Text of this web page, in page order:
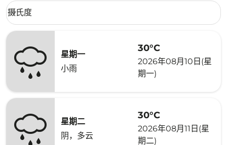
Weather unit option 摄氏度 Selected
摄氏度
keyboard_arrow_down
星期一
小雨
30°C
2026年08月10日(星
期一)
星期二
阴，多云
30°C
2026年08月11日(星
期二)